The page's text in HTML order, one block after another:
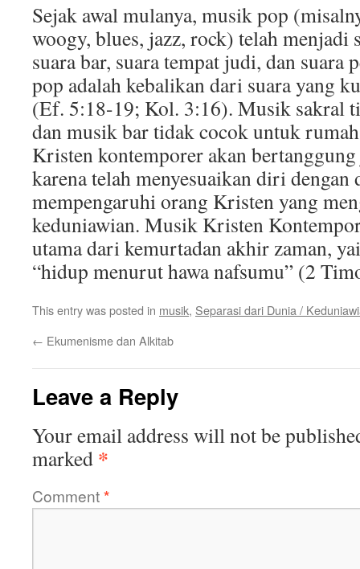
Sejak awal mulanya, musik pop
woogy, blues, jazz, rock) telah menjadi
suara bar, suara tempat judi, dan suara
pop adalah kebalikan dari suara yang
(Ef. 5:18-19; Kol. 3:16). Musik sakral
dan musik bar tidak cocok untuk
Kristen kontemporer akan bertanggung
karena telah menyesuaikan diri dengan
mempengaruhi orang Kristen yang
keduniawian. Musik Kristen
utama dari kemurtadan akhir zaman,
“hidup menurut hawa nafsumu” (2
This entry was posted in musik, Separasi dari Dunia /
← Ekumenisme dan Alkitab
Leave a Reply
Your email address will not be
marked *
Comment*